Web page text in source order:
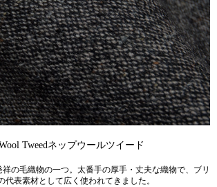
Tweedネップウールツイード
の毛織物の一つ。太番手の厚手・丈夫な織物で、ブリ
代表素材として広く使われてきました。